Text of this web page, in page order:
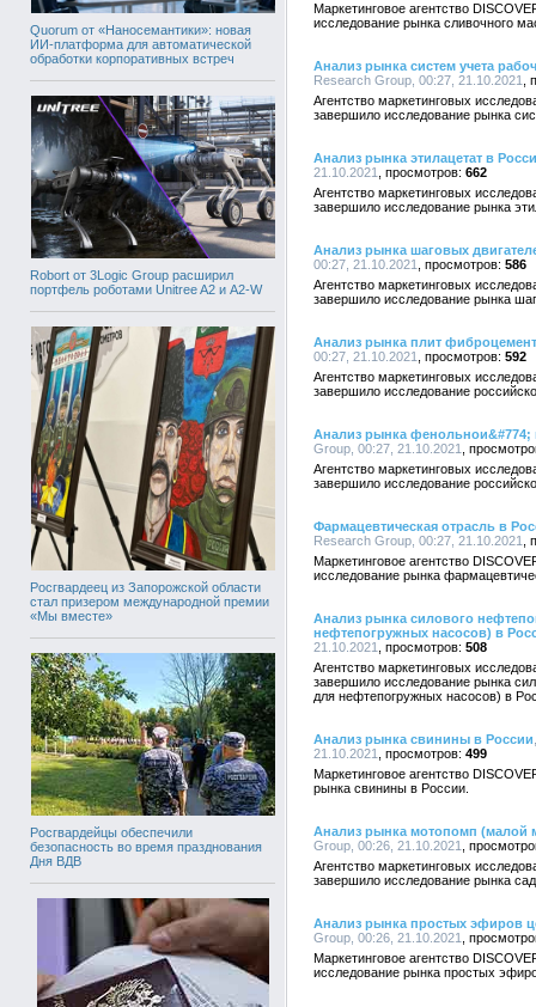
Quorum от «Наносемантики»: новая
ИИ-платформа для автоматической
обработки корпоративных встреч
Robort от 3Logic Group расширил
портфель роботами Unitree A2 и A2-W
Росгвардеец из Запорожской области
стал призером международной премии
«Мы вместе»
Росгвардейцы обеспечили
безопасность во время празднования
Дня ВДВ
Маркетинговое агентство
исследование рынка сливочного
Анализ рынка систем учета
Research Group, 00:27, 21.10.2021
Агентство маркетинговых
завершило исследование рынка
Анализ рынка этилацетат в
21.10.2021
662
Агентство маркетинговых
завершило исследование рынка
Анализ рынка шаговых
00:27, 21.10.2021
586
Агентство маркетинговых
завершило исследование рынка
Анализ рынка плит
00:27, 21.10.2021
592
Агентство маркетинговых
завершило исследование
Анализ рынка фенольнои&#774;
Group, 00:27, 21.10.2021
Агентство маркетинговых
завершило исследование
Фармацевтическая отрасль в
Research Group, 00:27, 21.10.2021
Маркетинговое агентство
исследование рынка
Анализ рынка силового
нефтепогружных насосов) в
21.10.2021
508
Агентство маркетинговых
завершило исследование рынка
для нефтепогружных насосов) в
Анализ рынка свинины в России
21.10.2021
499
Маркетинговое агентство
рынка свинины в России.
Анализ рынка мотопомп (малой
Group, 00:26, 21.10.2021
Агентство маркетинговых
завершило исследование рынка
Анализ рынка простых эфиров
Group, 00:26, 21.10.2021
Маркетинговое агентство
исследование рынка простых